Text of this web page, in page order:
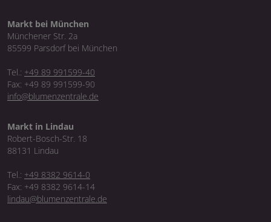
Markt bei München
Münchener Str. 2a
85599 Parsdorf bei München
Tel.: +49 89 991599-40
Fax: +49 89 991599-90
info@blumenzentrale.de
Markt in Lindau
Robert-Bosch-Str. 18
88131 Lindau
Tel.: +49 8382 9614-0
Fax: +49 8382 9614-14
lindau@blumenzentrale.de